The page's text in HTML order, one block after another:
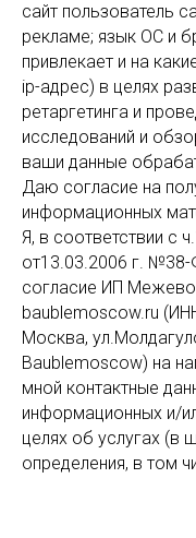
сайт пользователь
рекламе; язык ОС и
привлекает и на
ip-адрес) в целях
ретаргетинга и
исследований и
ваши данные
Даю согласие на
информационных
Я, в соответствии с
от13.03.2006 г.
согласие ИП
baublemoscow.ru
Москва,
Baublemoscow) на
мной контактные
информационных и/
целях об услугах (в
определения, в том